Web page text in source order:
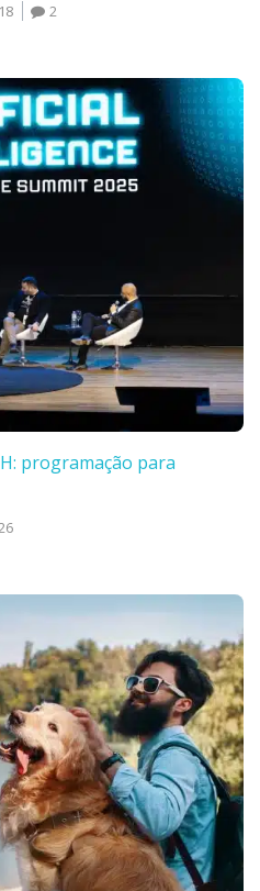
2
programação para